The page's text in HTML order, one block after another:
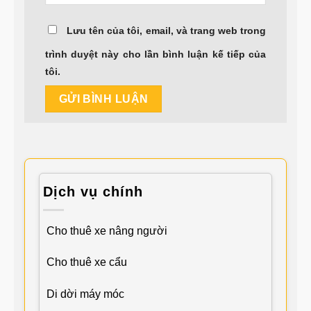
Lưu tên của tôi, email, và trang web trong
trình duyệt này cho lần bình luận kế tiếp của
tôi.
Dịch vụ chính
Cho thuê xe nâng người
Cho thuê xe cẩu
Di dời máy móc